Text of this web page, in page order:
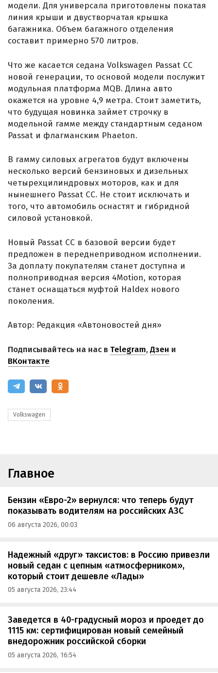
модели. Для универсала приготовлены покатая
линия крыши и двустворчатая крышка
багажника. Объем багажного отделения
составит примерно 570 литров.
Что же касается седана Volkswagen Passat CC
новой генерации, то основой модели послужит
модульная платформа MQB. Длина авто
окажется на уровне 4,9 метра. Стоит заметить,
что будущая новинка займет строчку в
модельной гамме между стандартным седаном
Passat и флагманским Phaeton.
В гамму силовых агрегатов будут включены
несколько версий бензиновых и дизельных
четырехцилиндровых моторов, как и для
нынешнего Passat CC. Не стоит исключать и
того, что автомобиль оснастят и гибридной
силовой установкой.
Новый Passat CC в базовой версии будет
предложен в переднеприводном исполнении.
За доплату покупателям станет доступна и
полноприводная версия 4Motion, которая
станет оснащаться муфтой Haldex нового
поколения.
Автор: Редакция «Автоновостей дня»
Подписывайтесь на нас в Telegram,Дзен и
ВКонтакте
Volkswagen
Главное
Бензин «Евро-2» вернулся: что теперь будут
показывать водителям на российских АЗС
06 августа 2026, 00:03
Надежный «друг» таксистов: в Россию привезли
новый седан с цепным «атмосферником»,
который стоит дешевле «Лады»
05 августа 2026, 23:44
Заведется в 40-градусный мороз и проедет до
1115 км: сертифицирован новый семейный
внедорожник российской сборки
05 августа 2026, 16:54